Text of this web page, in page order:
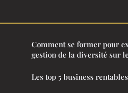
Comment se former pour
gestion de la diversité sur
Les top 5 business